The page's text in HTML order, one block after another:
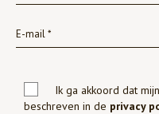
Ik ga akkoord dat
beschreven in de privacy